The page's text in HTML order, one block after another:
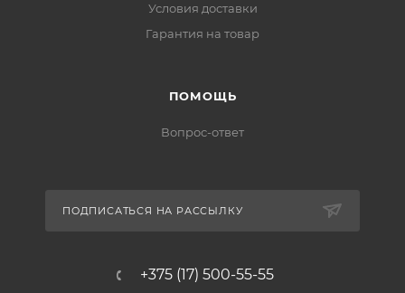
Условия доставки
Гарантия на товар
ПОМОЩЬ
Вопрос-ответ
ПОДПИСАТЬСЯ НА РАССЫЛКУ
+375 (17) 500-55-55